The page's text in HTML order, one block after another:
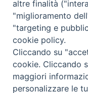
altre finalità
"miglioramento
"targeting e
cookie policy.
Cliccando su
cookie. Cliccando
maggiori
personalizzare le